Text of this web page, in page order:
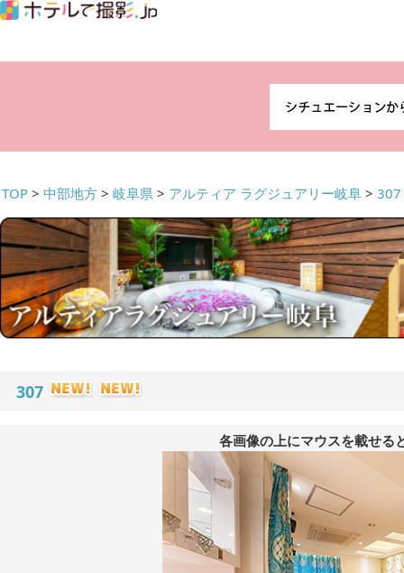
TOP > 中部地方 > 岐阜県 > アルティア ラグジュアリー岐阜 > 307
307
各画像の上にマウスを載せる